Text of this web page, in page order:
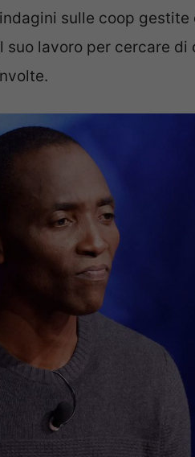
sulle coop
suo lavoro per cercare di